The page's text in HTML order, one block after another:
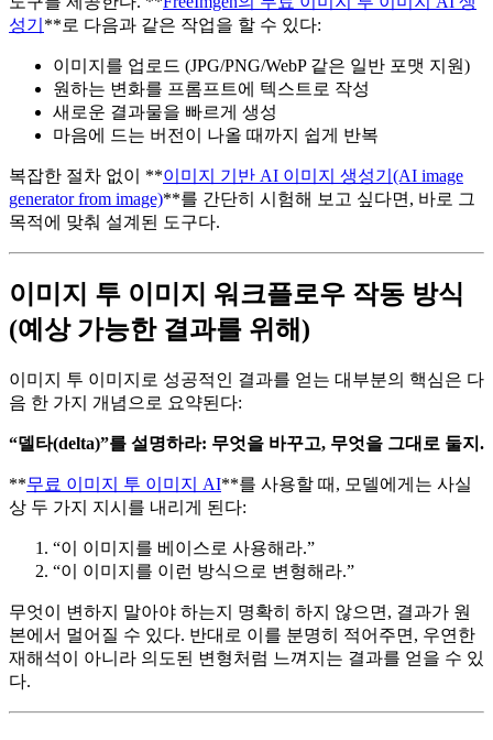
성기 **로 다음과 같은 작업을 할 수 있다:
이미지를 업로드 (JPG/PNG/WebP 같은 일반 포맷 지원)
원하는 변화를 프롬프트에 텍스트로 작성
새로운 결과물을 빠르게 생성
마음에 드는 버전이 나올 때까지 쉽게 반복
복잡한 절차 없이 **이미지 기반 AI 이미지 생성기(AI image
generator from image)**를 간단히 시험해 보고 싶다면, 바로 그
목적에 맞춰 설계된 도구다.
이미지 투 이미지 워크플로우 작동 방식
(예상 가능한 결과를 위해)
이미지 투 이미지로 성공적인 결과를 얻는 대부분의 핵심은 다
음 한 가지 개념으로 요약된다:
“델타(delta)”를 설명하라: 무엇을 바꾸고, 무엇을 그대로 둘지.
**무료 이미지 투 이미지 AI**를 사용할 때, 모델에게는 사실
상 두 가지 지시를 내리게 된다:
“이 이미지를 베이스로 사용해라.”
“이 이미지를 이런 방식으로 변형해라.”
무엇이 변하지 말아야 하는지 명확히 하지 않으면, 결과가 원
본에서 멀어질 수 있다. 반대로 이를 분명히 적어주면, 우연한
재해석이 아니라 의도된 변형처럼 느껴지는 결과를 얻을 수 있
다.